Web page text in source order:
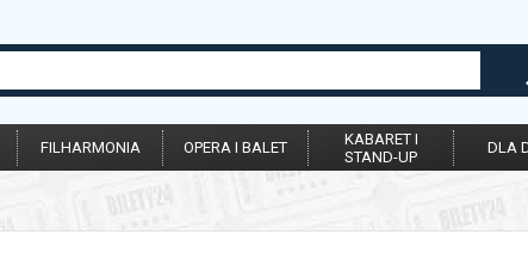
FILHARMONIA OPERA I BALET
KABARET I
STAND-UP
DLA